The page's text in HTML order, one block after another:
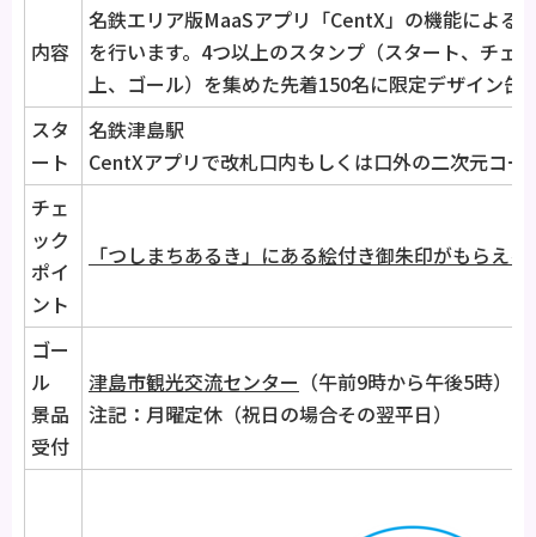
内容
名鉄エリア版MaaSアプリ「CentX」の機能による
を行います。4つ以上のスタンプ（スタート、チェ
上、ゴール）を集めた先着150名に限定デザイン缶
スタ
ート
名鉄津島駅
CentXアプリで改札口内もしくは口外の二次元コー
チェ
ック
ポイ
ント
「つしまちあるき」にある絵付き御朱印がもらえ
ゴー
ル
景品
受付
津島市観光交流センター （午前9時から午後5時）
注記：月曜定休（祝日の場合その翌平日）